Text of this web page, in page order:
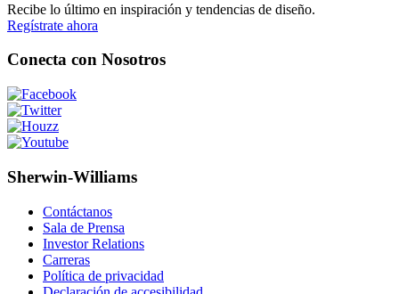
Recibe lo último en inspiración y tendencias de diseño.
Regístrate ahora
Conecta con Nosotros
Sherwin-Williams
Contáctanos
Sala de Prensa
Investor Relations
Carreras
Política de privacidad